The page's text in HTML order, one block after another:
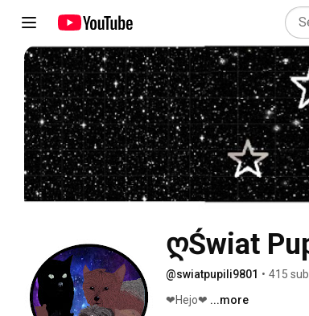
ღŚwiat
@swiatpupili9801 • 415
❤Hejo❤ ...more